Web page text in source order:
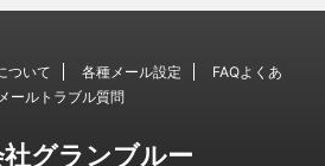
ついて 各種メール設定
FAQよくあ
ールトラブル質問
グランブルー